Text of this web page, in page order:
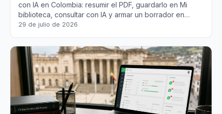
con IA en Colombia: resumir el PDF, guardarlo en Mi
biblioteca, consultar con IA y armar un borrador en
TemisApp — siempre bajo tu criterio profesional.
29 de julio de 2026